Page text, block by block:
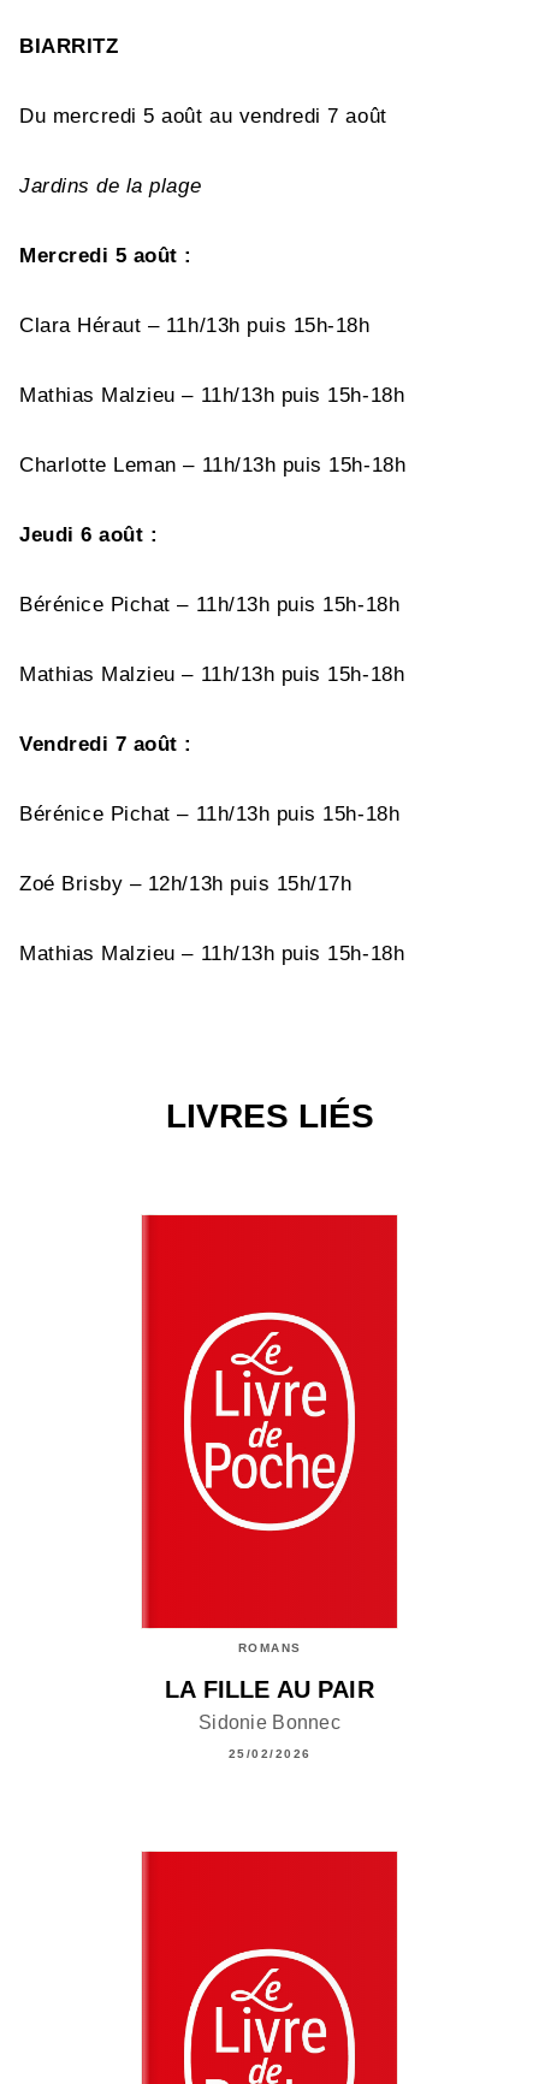
BIARRITZ
Du mercredi 5 août au vendredi 7 août
Jardins de la plage
Mercredi 5 août :
Clara Héraut – 11h/13h puis 15h-18h
Mathias Malzieu – 11h/13h puis 15h-18h
Charlotte Leman – 11h/13h puis 15h-18h
Jeudi 6 août :
Bérénice Pichat – 11h/13h puis 15h-18h
Mathias Malzieu – 11h/13h puis 15h-18h
Vendredi 7 août :
Bérénice Pichat – 11h/13h puis 15h-18h
Zoé Brisby – 12h/13h puis 15h/17h
Mathias Malzieu – 11h/13h puis 15h-18h
LIVRES LIÉS
ROMANS
LA FILLE AU PAIR
Sidonie Bonnec
25/02/2026